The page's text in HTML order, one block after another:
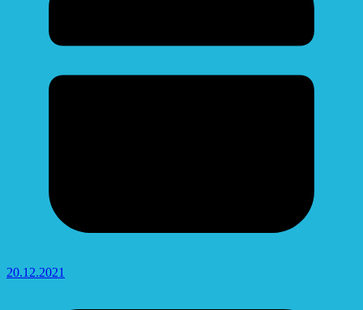
20.12.2021